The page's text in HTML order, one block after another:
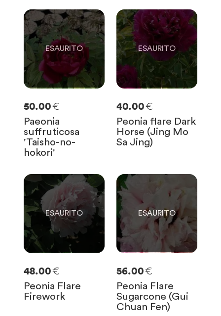
0
SOLO0RIMASTE
50.00€
Paeonia
suffruticosa
'Taisho-no-
hokori'
0
SOLO
0 RIMASTE
40.00€
Peonia flare Dark
Horse (Jing Mo
Sa Jing)
0
SOLO
0RIMASTE
48.00€
Peonia Flare
Firework
0
SOLO
RIMASTE
56.00€
Peonia Flare
Sugarcone (Gui
Chuan Fen)